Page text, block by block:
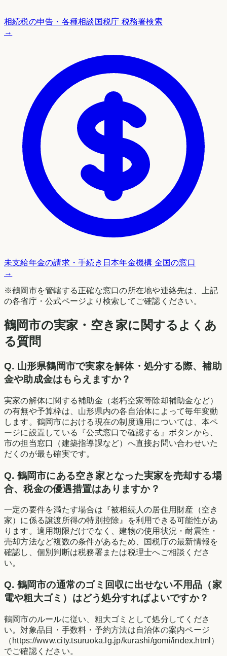
相続税の申告・各種相談 国税庁 税務署検索
→
未支給年金の請求・手続き 日本年金機構 全国の窓口
→
※鶴岡市を管轄する正確な窓口の所在地や連絡先は、上記
の各省庁・公式ページより検索してご確認ください。
鶴岡市の実家・空き家に関するよくあ
る質問
Q. 山形県鶴岡市で実家を解体・処分する際、補助
金や助成金はもらえますか？
実家の解体に関する補助金（老朽空家等除却補助金など）
の有無や予算枠は、山形県内の各自治体によって毎年変動
します。鶴岡市における現在の制度適用については、本ペ
ージに設置している『公式窓口で確認する』ボタンから、
市の担当窓口（建築指導課など）へ直接お問い合わせいた
だくのが最も確実です。
Q. 鶴岡市にある空き家となった実家を売却する場
合、税金の優遇措置はありますか？
一定の要件を満たす場合は『被相続人の居住用財産（空き
家）に係る譲渡所得の特別控除』を利用できる可能性があ
ります。適用期限だけでなく、建物の使用状況・耐震性・
売却方法など複数の条件があるため、国税庁の最新情報を
確認し、個別判断は税務署または税理士へご相談くださ
い。
Q. 鶴岡市の通常のゴミ回収に出せない不用品（家
電や粗大ゴミ）はどう処分すればよいですか？
鶴岡市のルールに従い、粗大ゴミとして処分してくださ
い。対象品目・手数料・予約方法は自治体の案内ページ
（https://www.city.tsuruoka.lg.jp/kurashi/gomi/index.html）
でご確認ください。